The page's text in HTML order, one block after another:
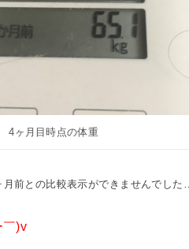
4ヶ月目時点の体重
前との比較表示ができませんでした…
￣)v